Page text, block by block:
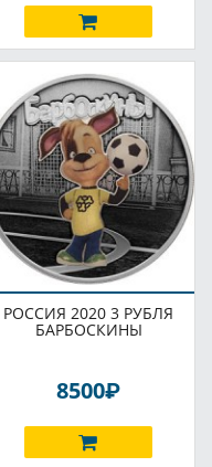
РОССИЯ 2020 3 РУБЛЯ
БАРБОСКИНЫ
8500P